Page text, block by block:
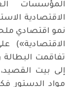
المؤسسات
الاقتصادية
نمو اقتصادي
الاقتصادية»)
تفاقمت
إلى بيت
مواد الدستور